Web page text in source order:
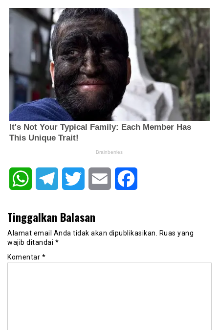
WhatsAppTelegram Twitter Email
Tinggalkan Balasan
Alamat email Anda tidak akan dipublikasikan.
Ruas yang
wajib ditandai *
Komentar *